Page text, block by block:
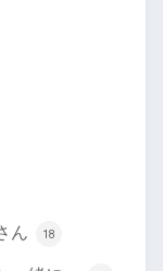
ん 18